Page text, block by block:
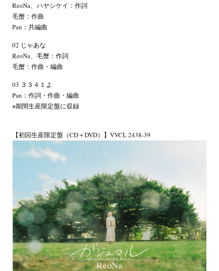
ReoNa、ハヤシケイ：作詞
毛蟹：作曲
Pan：共編曲
02 じゃあな
ReoNa、毛蟹：作詞
毛蟹：作曲・編曲
03 ３３４１よ
Pan：作詞・作曲・編曲
※期間生産限定盤に収録
【初回生産限定盤（CD＋DVD）】VVCL 2438-39